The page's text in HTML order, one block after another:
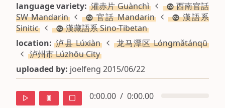
language variety: 灌赤片 Guànchì
西南官話
SW Mandarin
官話 Mandarin
漢語系
Sinitic
漢藏語系 Sino-Tibetan
location:泸县 Lúxiàn
龙马潭区 Lóngmǎtánqū
泸州市 Lúzhōu City
uploaded by: joelfeng 2015/06/22
0:00.00 / 0:00.00